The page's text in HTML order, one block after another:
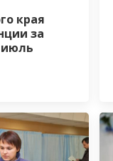
края
за
июль